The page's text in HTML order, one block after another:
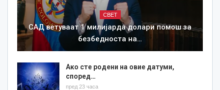
СВЕТ
САД ветуваат 1 милијарда долари помош за
безбедноста на…
Ако сте родени на овие датуми,
според…
пред 23 часа